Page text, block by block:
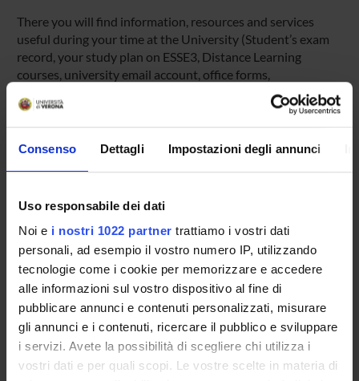
Consenso Dettagli Impostazioni degli annunci
Uso responsabile dei dati
Noi e i nostri 1022 partner trattiamo i vostri dati
personali, ad esempio il vostro numero IP, utilizzando
tecnologie come i cookie per memorizzare e accedere
alle informazioni sul vostro dispositivo al fine di
pubblicare annunci e contenuti personalizzati, misurare
gli annunci e i contenuti, ricercare il pubblico e sviluppare
i servizi. Avete la possibilità di scegliere chi utilizza i
vostri dati e per quali scopi. Le vostre scelte in materia di
There you will find information, resources and services
useful during your time at the University (Student’s exam
record, your study plan on ESSE3, Distance Learning
courses, university email account, office forms,
administrative procedures, etc.). You can log into MyUnivr
with your GIA login details: only in this way will you be able
to receive notification of all the notices from your teachers
and your secretariat via email and also via the Univr app.
Overview
Enrolment Policy
Courses
Academic Calendar
Lesson timetable
Degree Programme